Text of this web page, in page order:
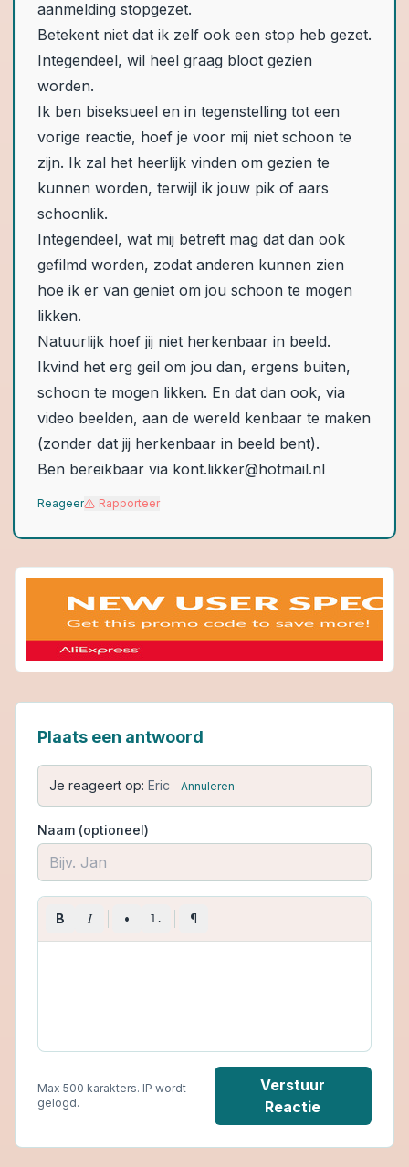
aanmelding stopgezet.
Betekent niet dat ik zelf ook een stop heb gezet.
Integendeel, wil heel graag bloot gezien
worden.
Ik ben biseksueel en in tegenstelling tot een
vorige reactie, hoef je voor mij niet schoon te
zijn. Ik zal het heerlijk vinden om gezien te
kunnen worden, terwijl ik jouw pik of aars
schoonlik.
Integendeel, wat mij betreft mag dat dan ook
gefilmd worden, zodat anderen kunnen zien
hoe ik er van geniet om jou schoon te mogen
likken.
Natuurlijk hoef jij niet herkenbaar in beeld.
Ikvind het erg geil om jou dan, ergens buiten,
schoon te mogen likken. En dat dan ook, via
video beelden, aan de wereld kenbaar te maken
(zonder dat jij herkenbaar in beeld bent).
Ben bereikbaar via kont.likker@hotmail.nl
Reageer Rapporteer
Plaats een antwoord
Je reageert op: Eric Annuleren
Naam (optioneel)
B I • 1. ¶
Max 500 karakters. IP wordt
gelogd.
Verstuur
Reactie